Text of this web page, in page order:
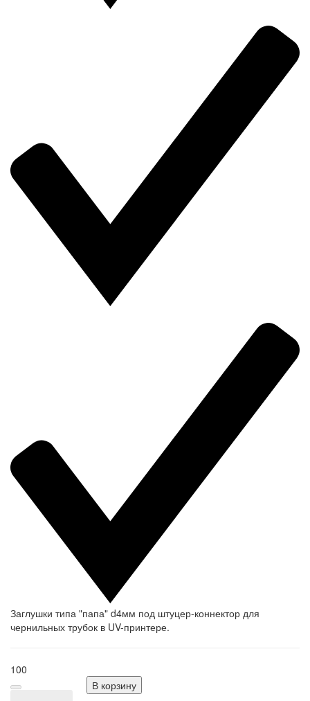
Заглушки типа "папа" d4мм под штуцер-коннектор для
чернильных трубок в UV-принтере.
100
В корзину